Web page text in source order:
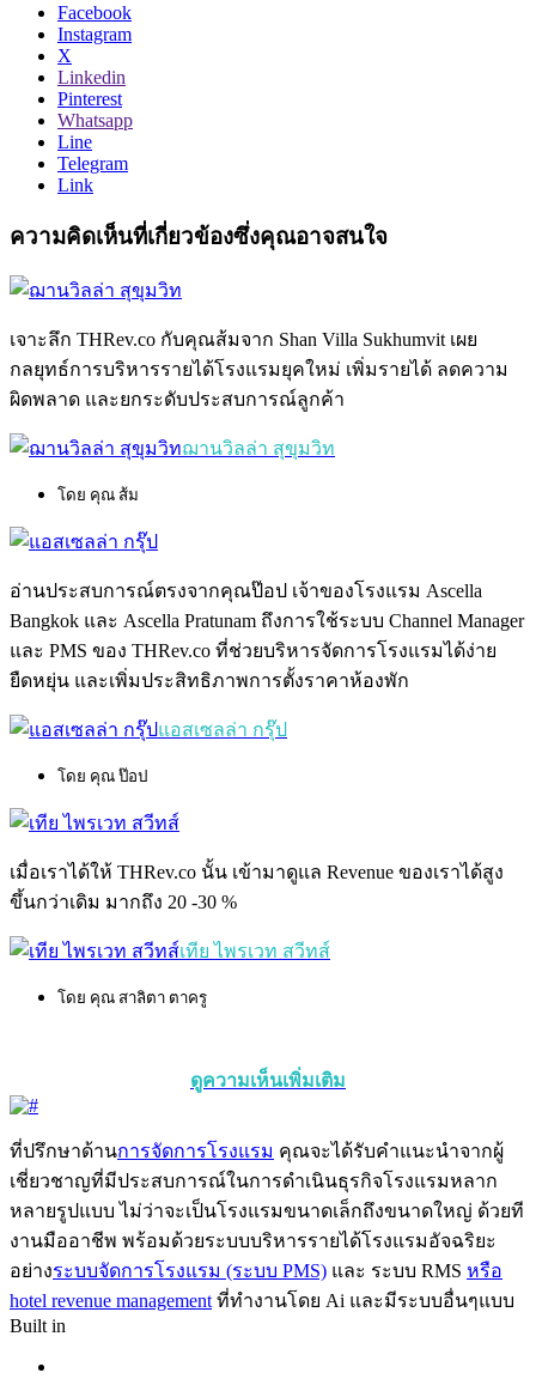
Facebook
Instagram
X
Linkedin
Pinterest
Whatsapp
Line
Telegram
Link
ความคิดเห็นที่เกี่ยวข้องซึ่งคุณอาจสนใจ
เจาะลึก THRev.co กับคุณส้มจาก Shan Villa Sukhumvit เผย
กลยุทธ์การบริหารรายได้โรงแรมยุคใหม่ เพิ่มรายได้ ลดความ
ผิดพลาด และยกระดับประสบการณ์ลูกค้า
ฌานวิลล่า สุขุมวิท
โดย คุณ ส้ม
อ่านประสบการณ์ตรงจากคุณป๊อป เจ้าของโรงแรม Ascella
Bangkok และ Ascella Pratunam ถึงการใช้ระบบ Channel Manager
และ PMS ของ THRev.co ที่ช่วยบริหารจัดการโรงแรมได้ง่าย
ยืดหยุ่น และเพิ่มประสิทธิภาพการตั้งราคาห้องพัก
แอสเซลล่า กรุ๊ป
โดย คุณ ป๊อป
เมื่อเราได้ให้ THRev.co นั้น เข้ามาดูแล Revenue ของเราได้สูง
ขึ้นกว่าเดิม มากถึง 20 -30 %
เทีย ไพรเวท สวีทส์
โดย คุณ สาลิตา ตาครู
ดูความเห็นเพิ่มเติม
ที่ปรึกษาด้านการจัดการโรงแรม คุณจะได้รับคำแนะนำจากผู้
เชี่ยวชาญที่มีประสบการณ์ในการดำเนินธุรกิจโรงแรมหลาก
หลายรูปแบบ ไม่ว่าจะเป็นโรงแรมขนาดเล็กถึงขนาดใหญ่ ด้วยที
งานมืออาชีพ พร้อมด้วยระบบบริหารรายได้โรงแรมอัจฉริยะ
อย่างระบบจัดการโรงแรม (ระบบ PMS) และ ระบบ RMS หรือ
hotel revenue management ที่ทำงานโดย Ai และมีระบบอื่นๆแบบ
Built in